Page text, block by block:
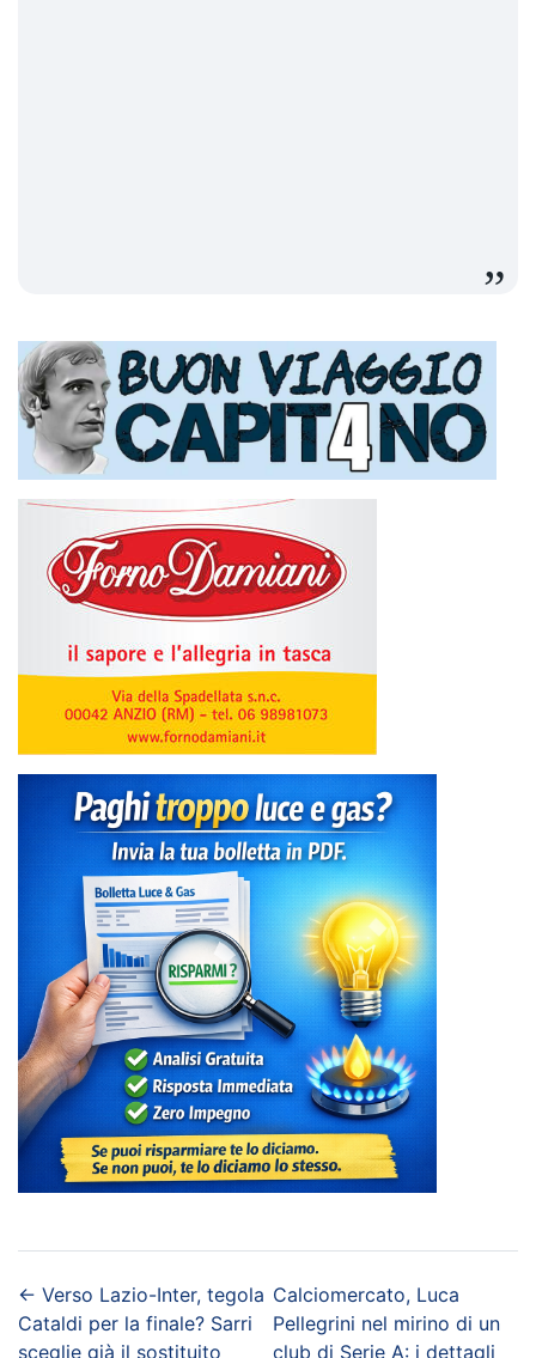
← Verso Lazio-Inter, tegola
Cataldi per la finale? Sarri
sceglie già il sostituito
Calciomercato, Luca
Pellegrini nel mirino di un
club di Serie A: i dettagli